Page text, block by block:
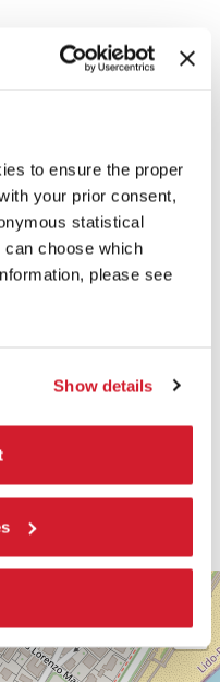
to ensure the proper
your prior consent,
statistical
can choose which
please see
Show details
−